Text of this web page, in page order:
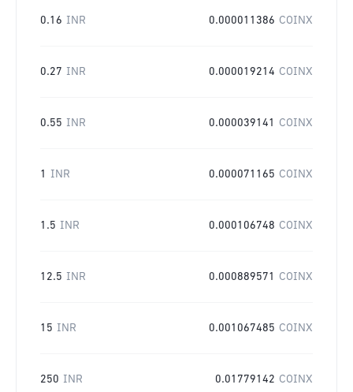
0.16 INR 0.000011386 COINX
0.27 INR 0.000019214 COINX
0.55 INR 0.000039141 COINX
1 INR 0.000071165 COINX
1.5 INR 0.000106748 COINX
12.5 INR 0.000889571 COINX
15 INR 0.001067485 COINX
250 INR 0.01779142 COINX